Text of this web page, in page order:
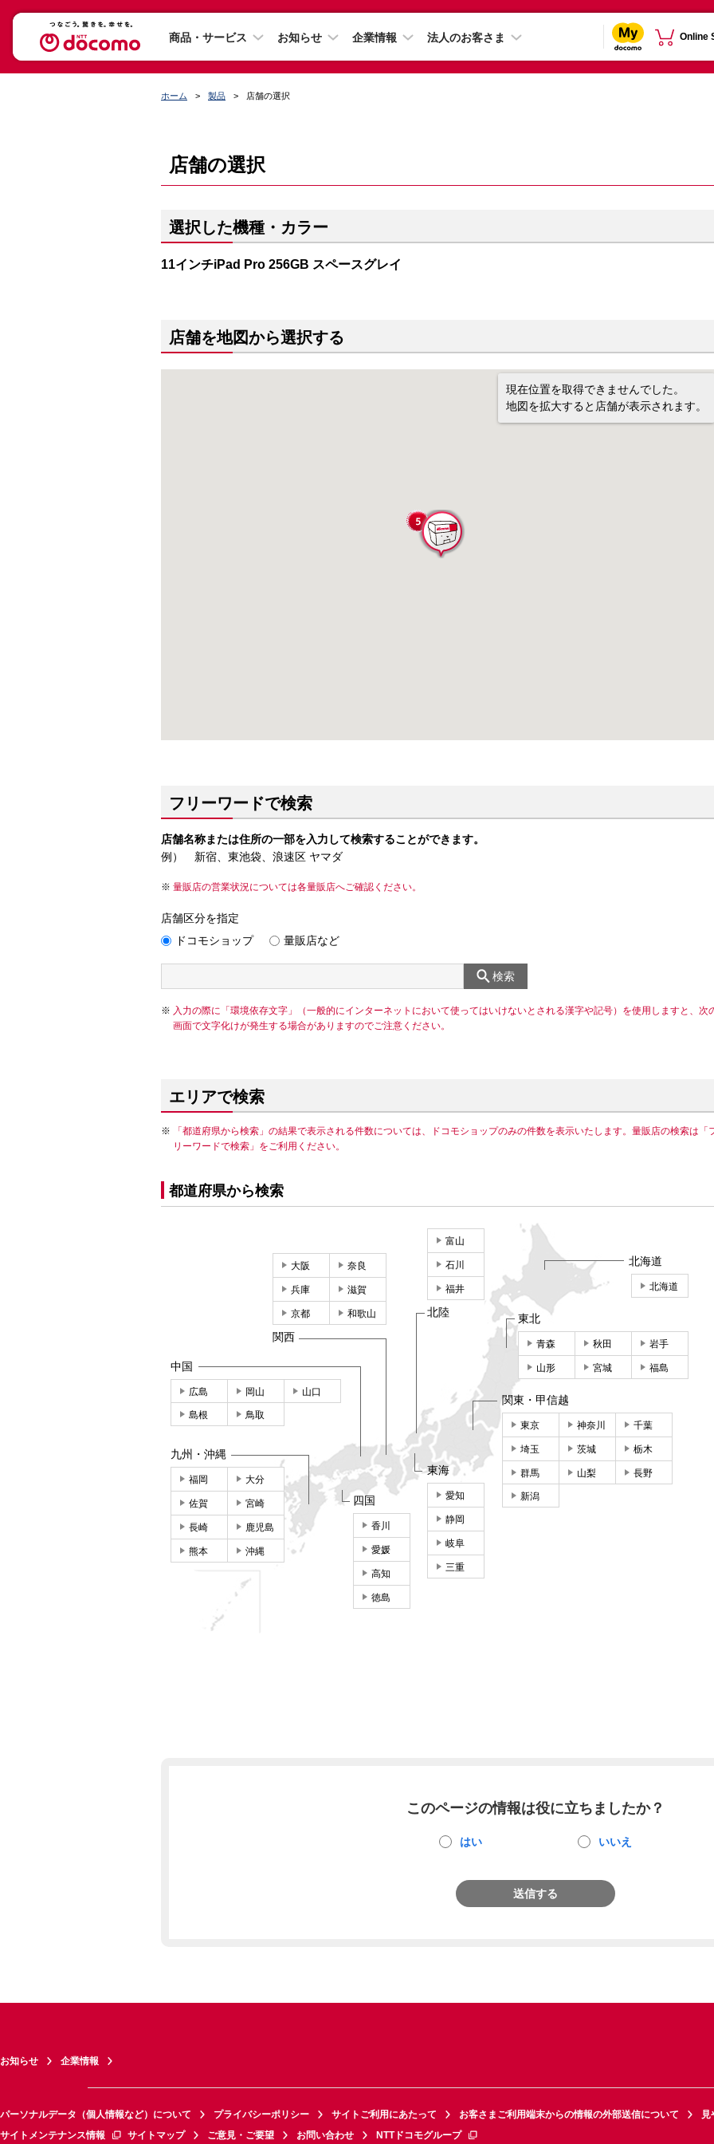
商品・サービス お知らせ 企業情報 法人のお客さま Online
ホーム 製品 店舗の選択
店舗の選択
選択した機種・カラー
11インチiPad Pro 256GB スペースグレイ
店舗を地図から選択する
現在位置を取得できませんでした。
地図を拡大すると店舗が表示されます。
フリーワードで検索
店舗名称または住所の一部を入力して検索することができます。
例） 新宿、東池袋、浪速区 ヤマダ
量販店の営業状況については各量販店へご確認ください。
店舗区分を指定
ドコモショップ
量販店など
検索
入力の際に「環境依存文字」（一般的にインターネットにおいて使ってはいけないとされる漢字や記号）を使用しますと、次
画面で文字化けが発生する場合がありますのでご注意ください。
エリアで検索
「都道府県から検索」の結果で表示される件数については、ドコモショップのみの件数を表示いたします。量販店の検索は「
リーワードで検索」をご利用ください。
都道府県から検索
北海道
北海道
東北
青森 秋田 岩手
山形 宮城 福島
関東・甲信越
東京 神奈川 千葉
埼玉 茨城 栃木
群馬 山梨 長野
新潟
東海
愛知
静岡
岐阜
三重
富山
石川
福井
北陸
大阪 奈良
兵庫 滋賀
京都 和歌山
関西
中国
広島 岡山 山口
島根 鳥取
四国
香川
愛媛
高知
徳島
九州・沖縄
福岡 大分
佐賀 宮崎
長崎 鹿児島
熊本 沖縄
このページの情報は役に立ちましたか？
はい いいえ
送信する
お知らせ 企業情報
パーソナルデータ（個人情報など）について プライバシーポリシー サイトご利用にあたって お客さまご利用端末からの情報の外部送信について
見
サイトメンテナンス情報
サイトマップ ご意見・ご要望 お問い合わせ NTTドコモグループ